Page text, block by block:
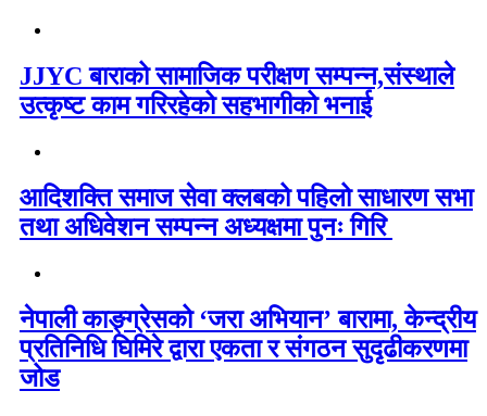
JJYC बाराको सामाजिक परीक्षण सम्पन्न,संस्थाले
उत्कृष्ट काम गरिरहेको सहभागीको भनाई
आदिशक्ति समाज सेवा क्लबको पहिलो साधारण सभा
तथा अधिवेशन सम्पन्न अध्यक्षमा पुनः गिरि
नेपाली काङ्ग्रेसको ‘जरा अभियान’ बारामा, केन्द्रीय
प्रतिनिधि घिमिरे द्वारा एकता र संगठन सुदृढीकरणमा
जोड